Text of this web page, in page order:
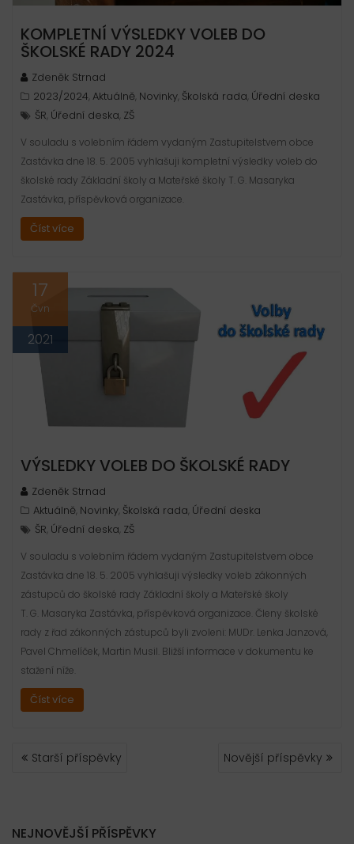
KOMPLETNÍ VÝSLEDKY VOLEB DO
ŠKOLSKÉ RADY 2024
Zdeněk Strnad
2023/2024, Aktuálně, Novinky, Školská rada, Úřední deska
ŠR, Úřední deska, ZŠ
V souladu s volebním řádem vydaným Zastupitelstvem obce
Zastávka dne 18. 5. 2005 vyhlašuji kompletní výsledky voleb do
školské rady Základní školy a Mateřské školy T. G. Masaryka
Zastávka, příspěvková organizace.
Číst více
17
Čvn
2021
VÝSLEDKY VOLEB DO ŠKOLSKÉ RADY
Zdeněk Strnad
Aktuálně, Novinky, Školská rada, Úřední deska
ŠR, Úřední deska, ZŠ
V souladu s volebním řádem vydaným Zastupitelstvem obce
Zastávka dne 18. 5. 2005 vyhlašuji výsledky voleb zákonných
zástupců do školské rady Základní školy a Mateřské školy
T. G. Masaryka Zastávka, příspěvková organizace. Členy školské
rady z řad zákonných zástupců byli zvoleni: MUDr. Lenka Janzová,
Pavel Chmelíček, Martin Musil. Bližší informace v dokumentu ke
stažení níže.
Číst více
NAVIGACE
PROStarší příspěvky Novější příspěvky
NEJNOVĚJŠÍ PŘÍSPĚVKY